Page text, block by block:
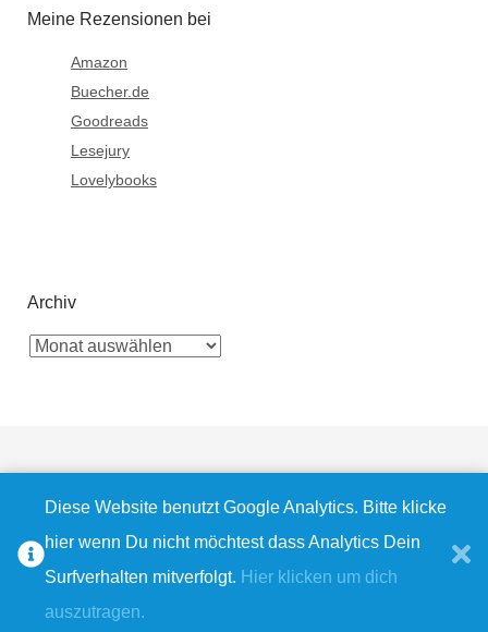
Meine Rezensionen bei
Amazon
Buecher.de
Goodreads
Lesejury
Lovelybooks
Archiv
BlueskyInstagramFacebookPinterest
E-
RSS
© 2009 - 2026Bella's Wonderworld|Datenschutz| Impressum
Diese Website benutzt Google Analytics. Bitte klicke
hier wenn Du nicht möchtest dass Analytics Dein
Surfverhalten mitverfolgt. Hier klicken um dich
auszutragen.